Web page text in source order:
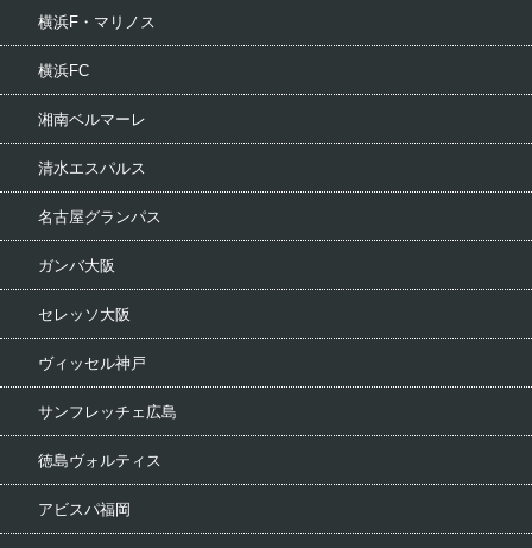
横浜F・マリノス
横浜FC
湘南ベルマーレ
清水エスパルス
名古屋グランパス
ガンバ大阪
セレッソ大阪
ヴィッセル神戸
サンフレッチェ広島
徳島ヴォルティス
アビスパ福岡